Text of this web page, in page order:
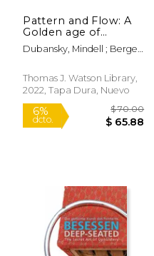
50%
dcto. $ 49.19
Pattern and Flow: A
Golden age of
American Decorated
Paper, 1960S to
Dubansky, Mindell ; Berger,
Thomas J. Watson Library,
2022, Tapa Dura, Nuevo